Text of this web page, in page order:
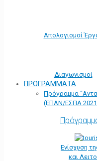
Απολογισμοί
Διαγωνισμοί
ΠΡΟΓΡΑΜΜΑΤΑ
Πρόγραμμα
(ΕΠΑΝ/ΕΣΠΑ
Ενίσχυση
και